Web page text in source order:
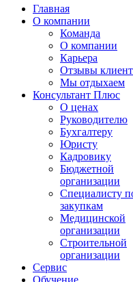
Главная
О компании
Команда
О компании
Карьера
Отзывы
Мы отдыхаем
Консультант Плюс
О ценах
Руководителю
Бухгалтеру
Юристу
Кадровику
Бюджетной
организации
Специалисту
закупкам
Медицинской
организации
Строительной
организации
Сервис